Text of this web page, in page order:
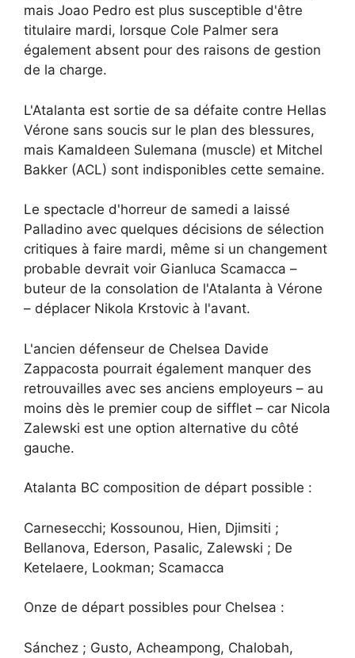
mais Joao Pedro est plus susceptible d'être
titulaire mardi, lorsque Cole Palmer sera
également absent pour des raisons de gestion
de la charge.
L'Atalanta est sortie de sa défaite contre Hellas
Vérone sans soucis sur le plan des blessures,
mais Kamaldeen Sulemana (muscle) et Mitchel
Bakker (ACL) sont indisponibles cette semaine.
Le spectacle d'horreur de samedi a laissé
Palladino avec quelques décisions de sélection
critiques à faire mardi, même si un changement
probable devrait voir Gianluca Scamacca –
buteur de la consolation de l'Atalanta à Vérone
– déplacer Nikola Krstovic à l'avant.
L'ancien défenseur de Chelsea Davide
Zappacosta pourrait également manquer des
retrouvailles avec ses anciens employeurs – au
moins dès le premier coup de sifflet – car Nicola
Zalewski est une option alternative du côté
gauche.
Atalanta BC composition de départ possible :
Carnesecchi; Kossounou, Hien, Djimsiti ;
Bellanova, Ederson, Pasalic, Zalewski ; De
Ketelaere, Lookman; Scamacca
Onze de départ possibles pour Chelsea :
Sánchez ; Gusto, Acheampong, Chalobah,